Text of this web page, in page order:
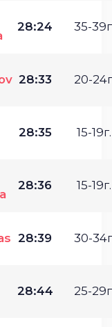
28:24 35-
28:33 20-
28:35 15-19г.
28:36 15-19г.
28:39 30-
28:44 25-